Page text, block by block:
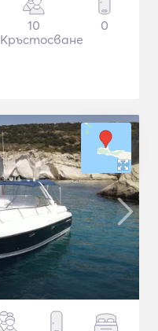
10
Кръстосване
0